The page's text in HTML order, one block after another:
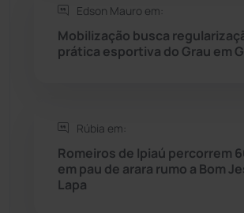
Seabra
Sudoeste Baiano
Edson Mauro em:
Mobilização busca
prática esportiva do Grau em
Rúbia em:
Romeiros de Ipiaú percorrem
em pau de arara rumo a Bom
Lapa